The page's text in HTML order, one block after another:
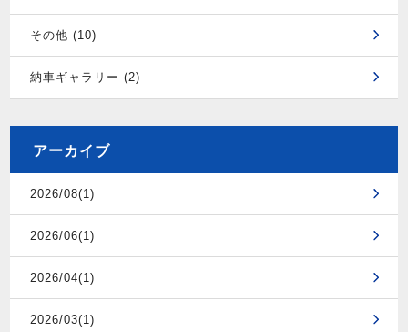
その他 (10)
納車ギャラリー (2)
アーカイブ
2026/08(1)
2026/06(1)
2026/04(1)
2026/03(1)